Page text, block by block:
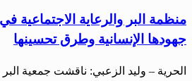
منظمة البر والرعاية الاجتماعية
جهودها الإنسانية وطرق تحسينها
الحرية – وليد الزعبي: ناقشت جمعية البر